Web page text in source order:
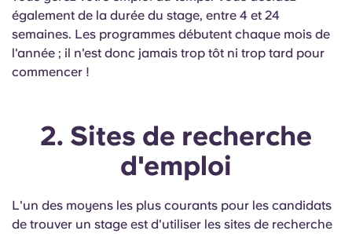
également de la durée du stage, entre 4 et 24
semaines. Les programmes débutent chaque mois de
l'année ; il n'est donc jamais trop tôt ni trop tard pour
commencer !
2. Sites de recherche
d'emploi
L'un des moyens les plus courants pour les candidats
de trouver un stage est d'utiliser les sites de recherche